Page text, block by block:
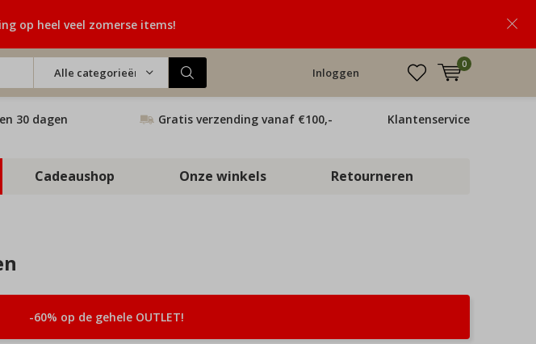
Alle categorieën Inloggen
0
op heel veel zomerse items!
30 dagen Gratis verzending vanaf €100,- Klantenservice
Cadeaushop Onze winkels Retourneren
-60% op de gehele OUTLET!